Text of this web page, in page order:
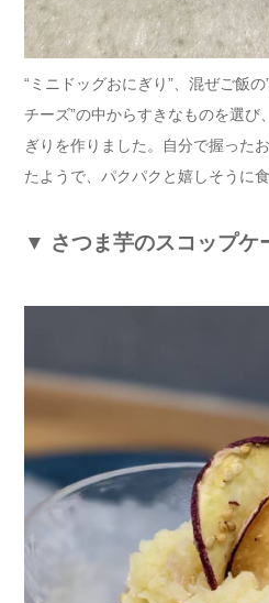
“ミニドッグおにぎり”、混ぜご飯
チーズ”の中からすきなものを選び
ぎりを作りました。自分で握った
たようで、パクパクと嬉しそうに
▼ さつま芋のスコップケ